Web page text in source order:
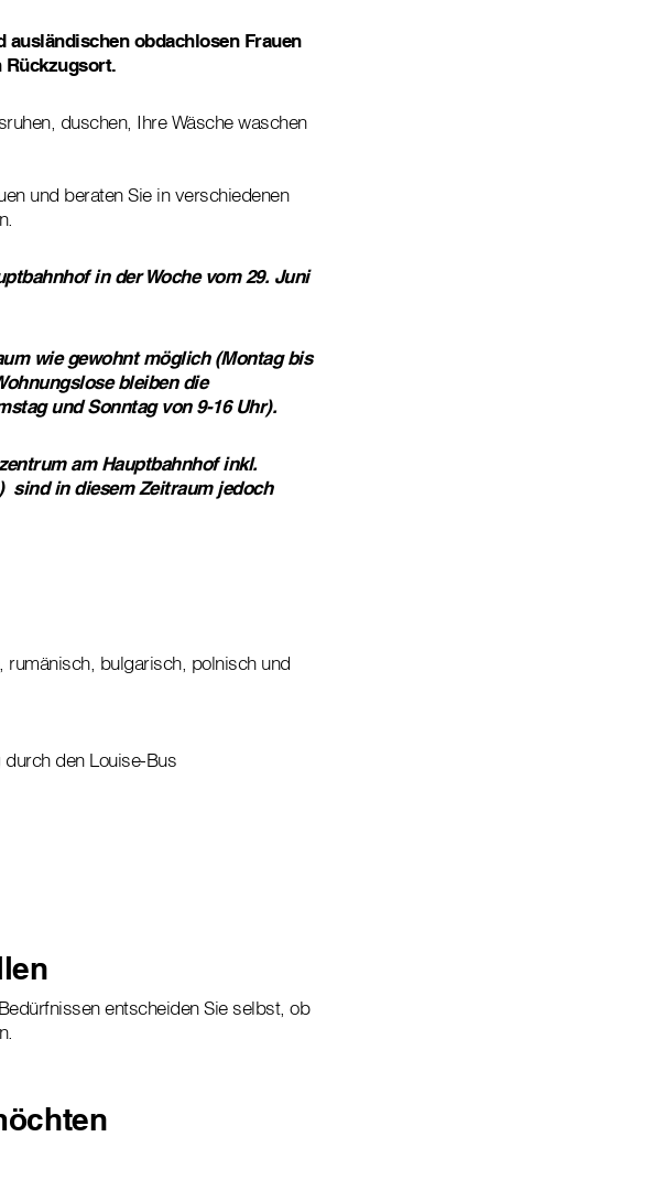
ausländischen obdachlosen Frauen
Rückzugsort.
duschen, Ihre Wäsche waschen
und beraten Sie in verschiedenen
in der Woche vom 29. Juni
wie gewohnt möglich (Montag bis
bleiben die
und Sonntag von 9-16 Uhr).
am Hauptbahnhof inkl.
sind in diesem Zeitraum jedoch
rumänisch, bulgarisch, polnisch und
den Louise-Bus
entscheiden Sie selbst, ob